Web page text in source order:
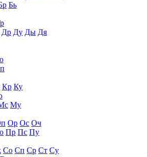
Бь
Др Ду Ды Дя
Кр Ку
Му
Ор Ос Оч
Пр Пс Пу
Со Сп Ср Ст Су